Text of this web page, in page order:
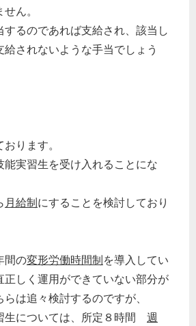
ん。
するのであれば支給され、該当し
給されないような手当でしょう
ります。
実習生を受け入れることにな
月給制にすることを検討しており
間の変形労働時間制を導入してい
正しく運用ができていない部分が
は追々検討するのですが、
生については、所定８時間 週